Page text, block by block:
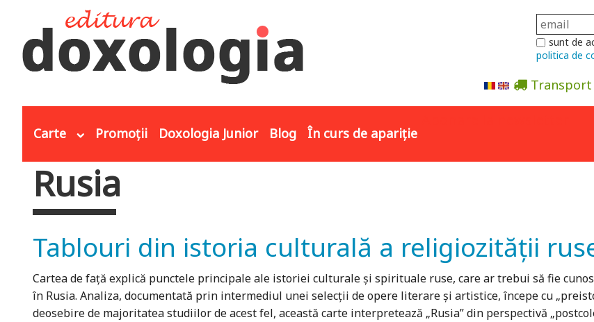
sunt de
politica de
Carte Promoții Doxologia Junior Blog În curs de apariție
Eşti aici
Rusia
Tablouri din istoria culturală a religiozităţii
Cartea de față explică punctele principale ale istoriei culturale și spirituale ruse, care ar trebui să fie
în Rusia. Analiza, documentată prin intermediul unei selecții de opere literare și artistice, începe cu
deosebire de majoritatea studiilor de acest fel, această carte interpretează „Rusia” din perspectivă